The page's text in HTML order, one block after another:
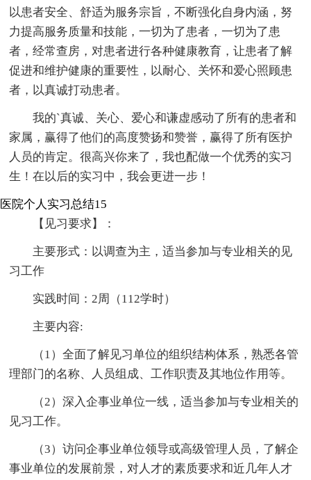
以患者安全、舒适为服务宗旨，不断强化自身内涵，努
力提高服务质量和技能，一切为了患者，一切为了患
者，经常查房，对患者进行各种健康教育，让患者了解
促进和维护健康的重要性，以耐心、关怀和爱心照顾患
者，以真诚打动患者。
我的`真诚、关心、爱心和谦虚感动了所有的患者和
家属，赢得了他们的高度赞扬和赞誉，赢得了所有医护
人员的肯定。很高兴你来了，我也配做一个优秀的实习
生！在以后的实习中，我会更进一步！
医院个人实习总结15
【见习要求】：
主要形式：以调查为主，适当参加与专业相关的见
习工作
实践时间：2周（112学时）
主要内容:
（1）全面了解见习单位的组织结构体系，熟悉各管
理部门的名称、人员组成、工作职责及其地位作用等。
（2）深入企事业单位一线，适当参加与专业相关的
见习工作。
（3）访问企事业单位领导或高级管理人员，了解企
事业单位的发展前景，对人才的素质要求和近几年人才